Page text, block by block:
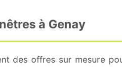
à Genay
des offres sur mesure